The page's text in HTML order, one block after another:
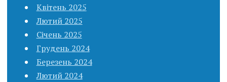
Квітень 2025
Лютий 2025
Січень 2025
Грудень 2024
Березень 2024
Лютий 2024